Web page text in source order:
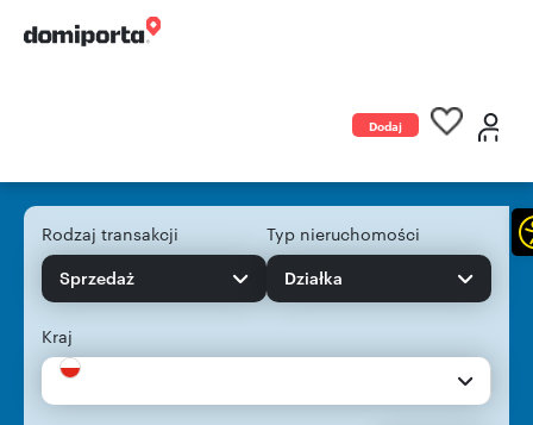
Dodaj
Rodzaj transakcji
Sprzedaż
Typ nieruchomości
Działka
Kraj